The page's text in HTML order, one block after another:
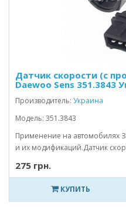
Датчик скорости (с
Daewoo Sens 351.3843
Производитель: Украина
Модель: 351.3843
Применение на автомобилях
и их модификаций.Датчик
275 грн.
КУПИТЬ